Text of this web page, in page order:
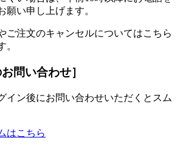
願い申し上げます。
ご注文のキャンセルについてはこちら
。
問い合わせ］
イン後にお問い合わせいただくとスム
はこちら